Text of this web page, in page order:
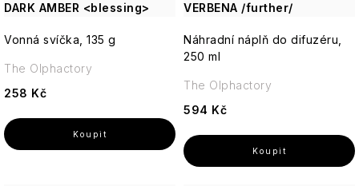
DARK AMBER <blessing>
Vonná svíčka, 135 g
258 Kč
The Olphactory
VERBENA /further/
Náhradní náplň do difuzéru,
250 ml
594 Kč
The Olphactory